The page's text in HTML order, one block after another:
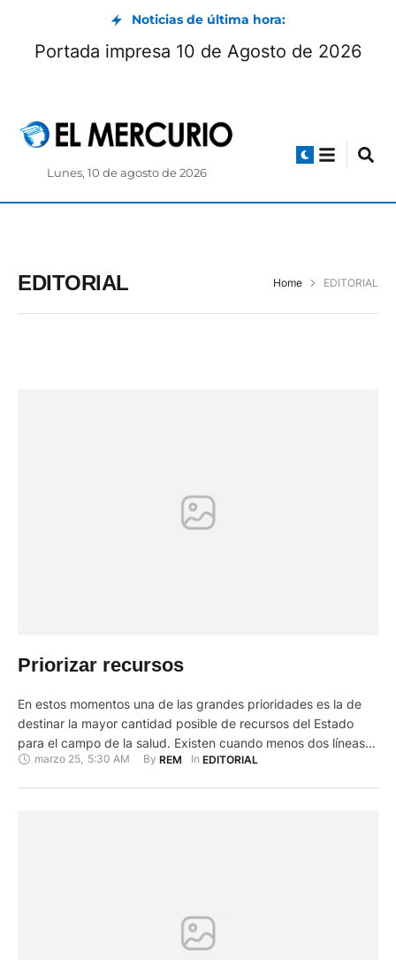
Noticias de última hora:
Portada impresa 10 de Agosto de 2026
Lunes, 10 de agosto de 2026
EDITORIAL Home EDITORIAL
Priorizar recursos
En estos momentos una de las grandes prioridades es la de
destinar la mayor cantidad posible de recursos del Estado
para el campo de la salud. Existen cuando menos dos líneas
básicas en este sentido. La primera es la de destinar más
marzo 25, 5:30 AM By REM In EDITORIAL